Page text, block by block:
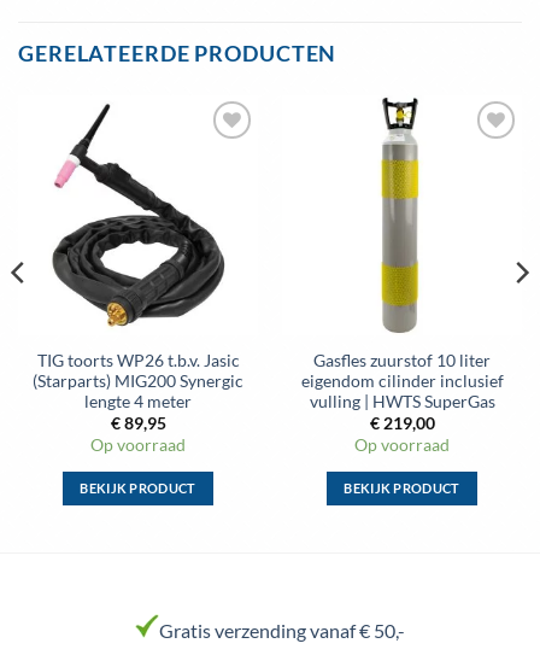
GERELATEERDE PRODUCTEN
TIG toorts WP26 t.b.v. Jasic
(Starparts) MIG200 Synergic
lengte 4 meter
€89,95
Op voorraad
BEKIJK PRODUCT
variaties.
Deze
Gasfles zuurstof 10 liter
eigendom cilinder inclusief
vulling | HWTS SuperGas
€219,00
Op voorraad
BEKIJK PRODUCT
Gratis verzending vanaf € 50,-